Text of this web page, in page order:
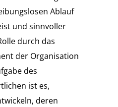
Ablauf
und sinnvoller
durch das
der Organisation
des
ist es,
deren